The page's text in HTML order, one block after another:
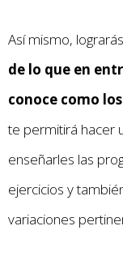
Así mismo,
de lo que en
conoce como
te permitirá hacer
enseñarles las
ejercicios y
variaciones